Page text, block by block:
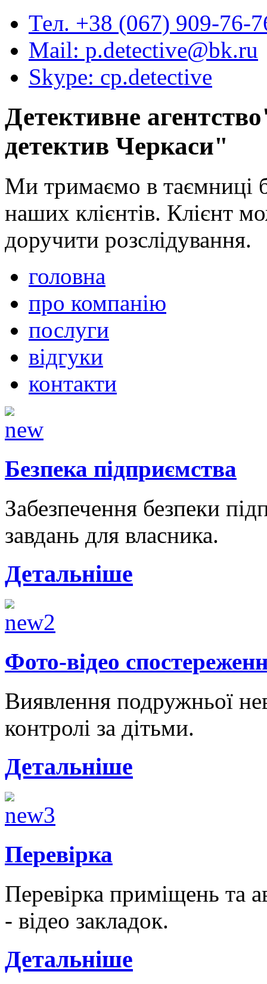
Тел. +38 (067) 909-76-
Mail: p.detective@bk.ru
Skype: cp.detective
Детективне
детектив Черкаси"
Ми тримаємо в таємниці
наших клієнтів. Клієнт
доручити розслідування.
головна
про компанію
послуги
відгуки
контакти
Безпека підприємства
Забезпечення безпеки
завдань для власника.
Детальніше
Фото-відео
Виявлення подружньої
контролі за дітьми.
Детальніше
Перевірка
Перевірка приміщень та
- відео закладок.
Детальніше